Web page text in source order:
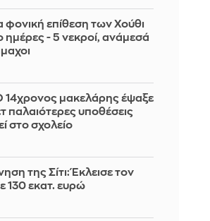
φονική επίθεση των Χούθι
ημέρες - 5 νεκροί, ανάμεσά
14χρονος μακελάρης έψαξε
παλαιότερες υποθέσεις
στο σχολείο
της Σίτι: Έκλεισε τον
130 εκατ. ευρώ